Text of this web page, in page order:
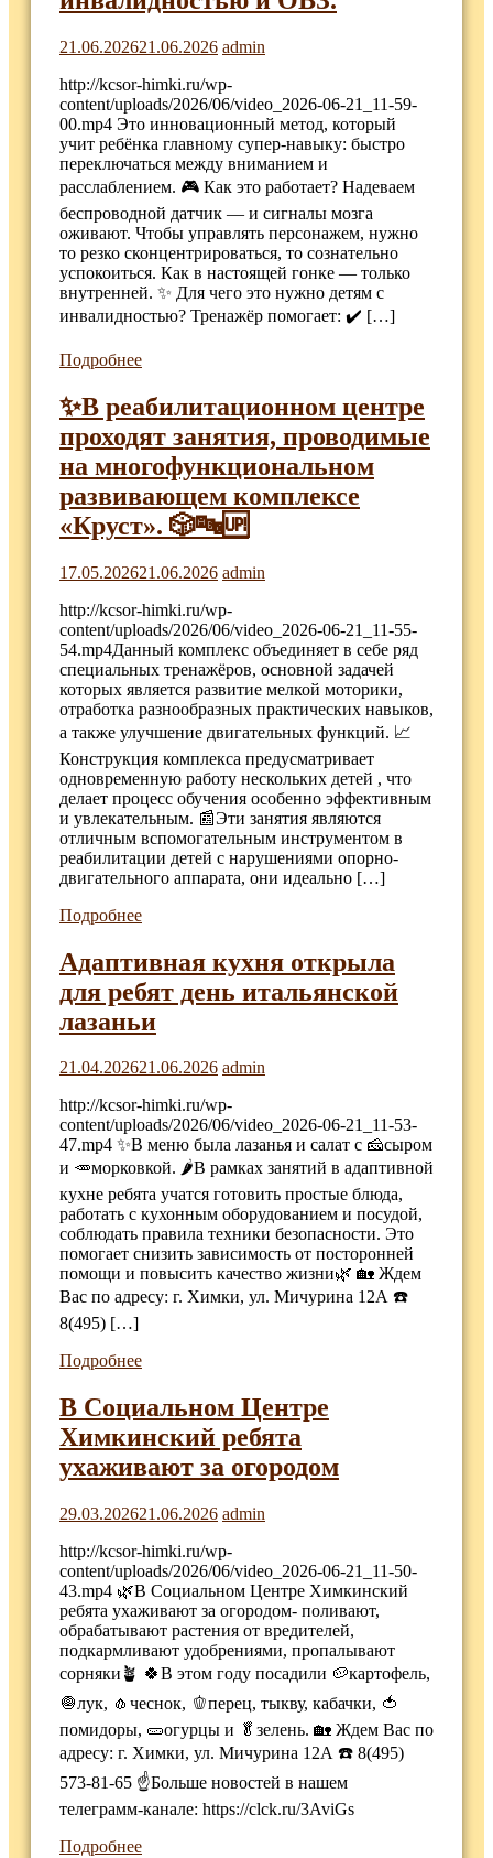
21.06.202621.06.2026 admin
http://kcsor-himki.ru/wp-
content/uploads/2026/06/video_2026-06-21_11-59-
00.mp4 Это инновационный метод, который
учит ребёнка главному супер-навыку: быстро
переключаться между вниманием и
расслаблением. 🎮 Как это работает? Надеваем
беспроводной датчик — и сигналы мозга
оживают. Чтобы управлять персонажем, нужно
то резко сконцентрироваться, то сознательно
успокоиться. Как в настоящей гонке — только
внутренней. ✨ Для чего это нужно детям с
инвалидностью? Тренажёр помогает: ✔️ […]
Подробнее
✨В реабилитационном центре
проходят занятия, проводимые
на многофункциональном
развивающем комплексе
«Круст». 🎲🔤🆙
17.05.202621.06.2026 admin
http://kcsor-himki.ru/wp-
content/uploads/2026/06/video_2026-06-21_11-55-
54.mp4Данный комплекс объединяет в себе ряд
специальных тренажёров, основной задачей
которых является развитие мелкой моторики,
отработка разнообразных практических навыков,
а также улучшение двигательных функций. 📈
Конструкция комплекса предусматривает
одновременную работу нескольких детей , что
делает процесс обучения особенно эффективным
и увлекательным. 📰Эти занятия являются
отличным вспомогательным инструментом в
реабилитации детей с нарушениями опорно-
двигательного аппарата, они идеально […]
Подробнее
Адаптивная кухня открыла
для ребят день итальянской
лазаньи
21.04.202621.06.2026 admin
http://kcsor-himki.ru/wp-
content/uploads/2026/06/video_2026-06-21_11-53-
47.mp4 ✨В меню была лазанья и салат с 🧀сыром
и 🥕морковкой. 🌶В рамках занятий в адаптивной
кухне ребята учатся готовить простые блюда,
работать с кухонным оборудованием и посудой,
соблюдать правила техники безопасности. Это
помогает снизить зависимость от посторонней
помощи и повысить качество жизни🌿 🏡 Ждем
Вас по адресу: г. Химки, ул. Мичурина 12А ☎️
8(495) […]
Подробнее
В Социальном Центре
Химкинский ребята
ухаживают за огородом
29.03.202621.06.2026 admin
http://kcsor-himki.ru/wp-
content/uploads/2026/06/video_2026-06-21_11-50-
43.mp4 🌿В Социальном Центре Химкинский
ребята ухаживают за огородом- поливают,
обрабатывают растения от вредителей,
подкармливают удобрениями, пропалывают
сорняки🪴 🍀В этом году посадили 🥔картофель,
🧅лук, 🧄чеснок, 🫑перец, тыкву, кабачки, 🍅
помидоры, 🥒огурцы и 🥬зелень. 🏡 Ждем Вас по
адресу: г. Химки, ул. Мичурина 12А ☎️ 8(495)
573-81-65 ☝️Больше новостей в нашем
телеграмм-канале: https://clck.ru/3AviGs
Подробнее